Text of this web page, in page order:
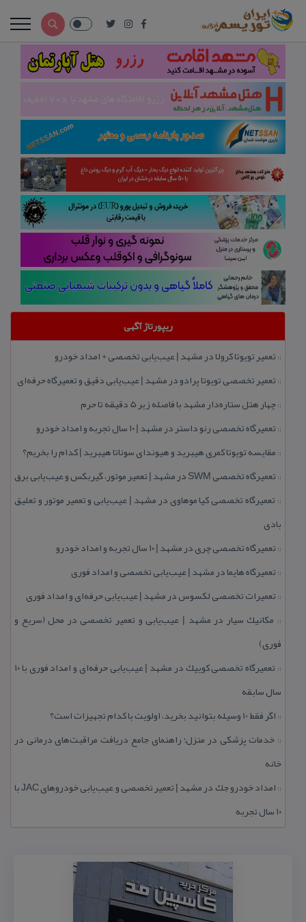
ریپورتاژ آگهی
:: تعمیر تویوتا كرولا در مشهد | عیب‌یابی تخصصی + امداد خودرو
:: تعمیر تخصصی تویوتا پرادو در مشهد | عیب‌یابی دقیق و تعمیرگاه حرفه‌ای
::چهار هتل‌ ستاره‌دار مشهد با فاصله زیر 5 دقیقه تا حرم
:: تعمیرگاه تخصصی رنو داستر در مشهد | ۱۰ سال تجربه و امداد خودرو
:: مقایسه تویوتا كمری هیبرید و هیوندای سوناتا هیبرید | كدام را بخریم؟
:: تعمیرگاه تخصصی SWM در مشهد | تعمیر موتور، گیربكس و عیب‌یابی برق
:: تعمیرگاه تخصصی كیا موهاوی در مشهد | عیب‌یابی و تعمیر موتور و تعلیق
بادی
:: تعمیرگاه تخصصی چری در مشهد | ۱۰ سال تجربه و امداد خودرو
:: تعمیرگاه هایما در مشهد | عیب‌یابی تخصصی و امداد فوری
:: تعمیرات تخصصی لكسوس در مشهد | عیب‌یابی حرفه‌ای و امداد فوری
:: مكانیك سیار در مشهد | عیب‌یابی و تعمیر تخصصی در محل (سریع و
فوری)
::
تعمیرگاه تخصصی كوییك در مشهد | عیب‌یابی حرفه‌ای و امداد فوری با ۱۰
سال سابقه
:: اگر فقط 10 وسیله بتوانید بخرید، اولویت با كدام تجهیزات است؟
:: خدمات پزشكی در منزل؛ راهنمای جامع دریافت مراقبت‌های درمانی در
خانه
::
امداد خودرو جك در مشهد | تعمیر تخصصی و عیب‌یابی خودروهای JAC با
۱۰ سال تجربه